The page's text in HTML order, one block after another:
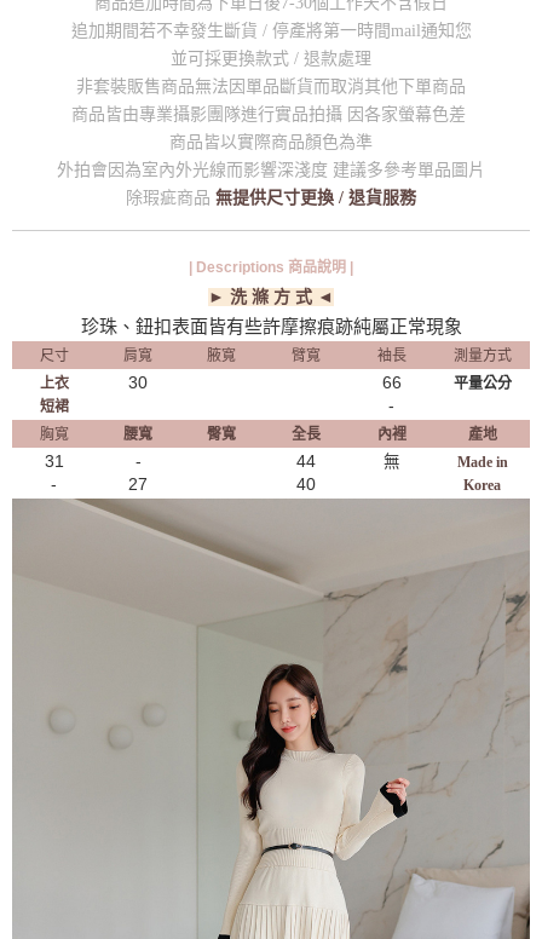
追加期間若不幸發生斷貨 / 停產將第一時間mail通知您
並可採更換款式 / 退款處理
非套裝販售商品無法因單品斷貨而取消其他下單商品
商品皆由專業攝影團隊進行實品拍攝 因各家螢幕色差
商品皆以實際商品顏色為準
外拍會因為室內外光線而影響深淺度 建議多參考單品圖片
除瑕疵商品 無提供尺寸更換 / 退貨服務
| Descriptions 商品說明 |
► 洗 滌 方 式 ◄
珍珠、鈕扣表面皆有些許摩擦痕跡純屬正常現象
尺寸 肩寬 腋寬 臂寬 袖長
測量方式
上衣
短裙
30
66
​-
平量公分
胸寬 腰寬 臀寬 全長 內裡 產地
31
-
-
27
44
40
無
Made in
Korea